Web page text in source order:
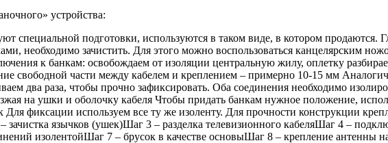
устройства:
специальной подготовки, используются в таком виде, в котором
необходимо зачистить. Для этого можно воспользоваться канцелярским
к банкам: освобождаем от изоляции центральную жилу, оплетку
свободной части между кабелем и креплением – примерно 10-15 мм
два раза, чтобы прочно зафиксировать. Оба соединения необходимо
на ушки и оболочку кабеля Чтобы придать банкам нужное положение,
фиксации используем все ту же изоленту. Для прочности конструкции
язычков (ушек)Шаг 3 – разделка телевизионного кабеляШаг 4 –
изолентойШаг 7 – брусок в качестве основыШаг 8 – крепление антенны